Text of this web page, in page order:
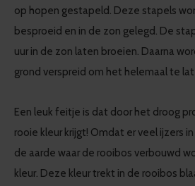
op hopen gestapeld. Deze stapels
besproeid en in de zon gelegd. De
uur in de zon laten broeien. Daarna
grond verspreid om het helemaal te
Een leuk feitje is dat door het droog
rooie kleur krijgt! Omdat er veel ijzers
de aarde waar de rooibos verbouwd
kleur. Deze kleur trekt in de rooibos